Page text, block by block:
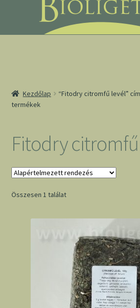
navigációhoz
tartalomba
Kezdőlap
“Fitodry citromfű levél”
termékek
Fitodry
Összesen 1 találat